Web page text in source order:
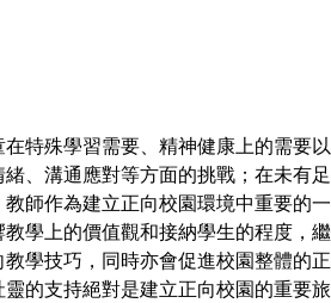
特殊學習需要、精神健康上的需要以
、溝通應對等方面的挑戰；在未有足
師作為建立正向校園環境中重要的一
學上的價值觀和接納學生的程度，繼
學技巧，同時亦會促進校園整體的正
的支持絕對是建立正向校園的重要旅